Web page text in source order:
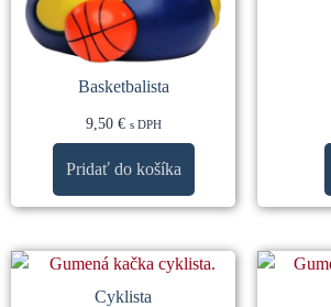
Basketbalista
9,50 € s DPH
Pridať do košíka
Cyklista